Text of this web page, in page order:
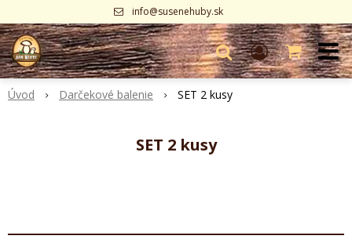
info@susenehuby.sk
Úvod Darčekové balenie SET 2 kusy
SET 2 kusy